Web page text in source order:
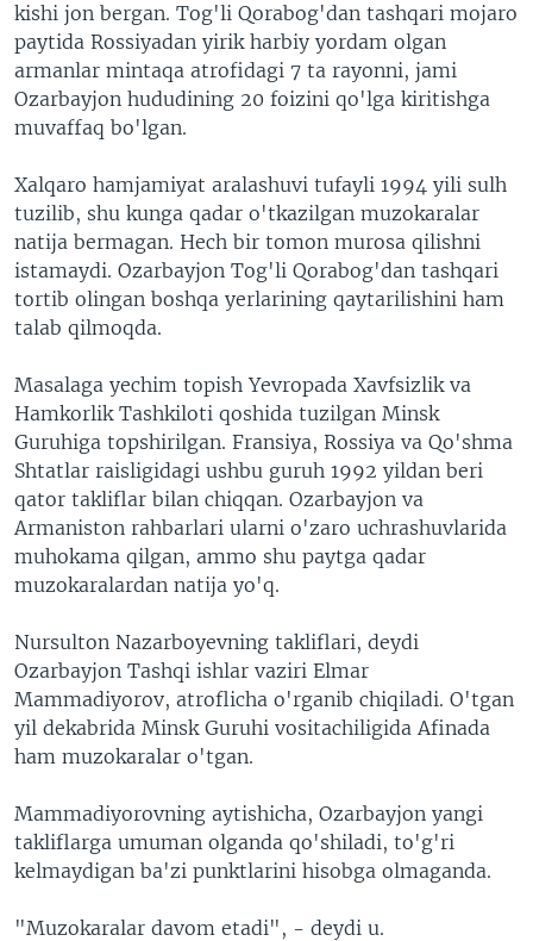
kishi jon bergan. Tog'li Qorabog'dan tashqari mojaro
paytida Rossiyadan yirik harbiy yordam olgan
armanlar mintaqa atrofidagi 7 ta rayonni, jami
Ozarbayjon hududining 20 foizini qo'lga kiritishga
muvaffaq bo'lgan.
Xalqaro hamjamiyat aralashuvi tufayli 1994 yili sulh
tuzilib, shu kunga qadar o'tkazilgan muzokaralar
natija bermagan. Hech bir tomon murosa qilishni
istamaydi. Ozarbayjon Tog'li Qorabog'dan tashqari
tortib olingan boshqa yerlarining qaytarilishini ham
talab qilmoqda.
Masalaga yechim topish Yevropada Xavfsizlik va
Hamkorlik Tashkiloti qoshida tuzilgan Minsk
Guruhiga topshirilgan. Fransiya, Rossiya va Qo'shma
Shtatlar raisligidagi ushbu guruh 1992 yildan beri
qator takliflar bilan chiqqan. Ozarbayjon va
Armaniston rahbarlari ularni o'zaro uchrashuvlarida
muhokama qilgan, ammo shu paytga qadar
muzokaralardan natija yo'q.
Nursulton Nazarboyevning takliflari, deydi
Ozarbayjon Tashqi ishlar vaziri Elmar
Mammadiyorov, atroflicha o'rganib chiqiladi. O'tgan
yil dekabrida Minsk Guruhi vositachiligida Afinada
ham muzokaralar o'tgan.
Mammadiyorovning aytishicha, Ozarbayjon yangi
takliflarga umuman olganda qo'shiladi, to'g'ri
kelmaydigan ba'zi punktlarini hisobga olmaganda.
"Muzokaralar davom etadi", - deydi u.